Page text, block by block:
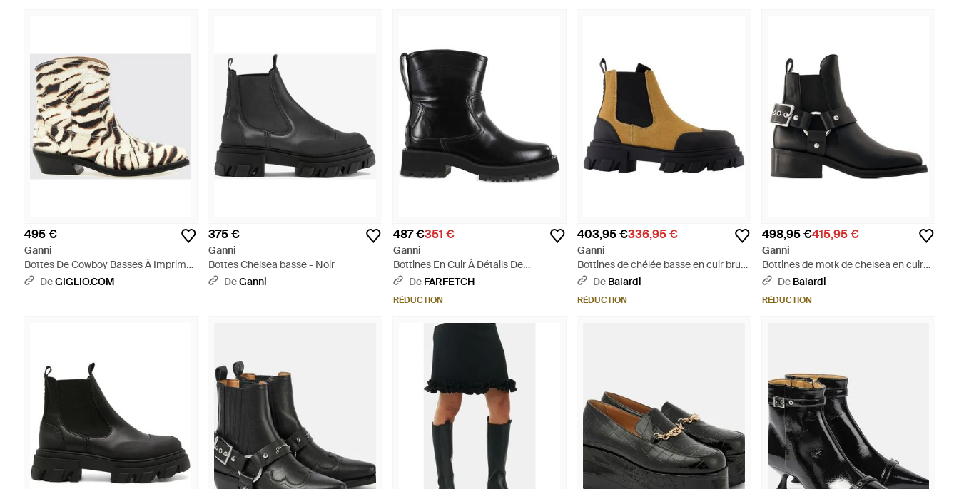
495 €
Ganni
Bottes De Cowboy Basses À Imprimé
Zèbre Et Bout En Amande - Blanc
DeGIGLIO.COM
375 €
Ganni
Bottes Chelsea basse - Noir
DeGanni
487 €351 €
Ganni
Bottines En Cuir À Détails De
Coutures - Noir
De FARFETCH
RÉDUCTION
403,95 €336,95 €
Ganni
Bottines de chélée basse en cuir brun
- Bleu
De Balardi
RÉDUCTION
498,95 €415,95 €
Ganni
Bottines de motk de chelsea en cuir
noirDe Balardi
RÉDUCTION